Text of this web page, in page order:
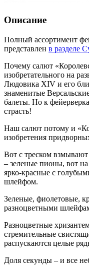
Описание
Полный ассортимент
представлен в разделе
Почему салют
изобретательного на
Людовика XIV и его
знаменитые
балеты. Но к
страсть!
Наш салют потому и
изобретения
Вот с треском
– зеленые пионы, вот
ярко-красные с
шлейфом.
Зеленые, фиолетовые,
разноцветными
Разноцветные
стремительные
распускаются целые
Доля секунды – и все